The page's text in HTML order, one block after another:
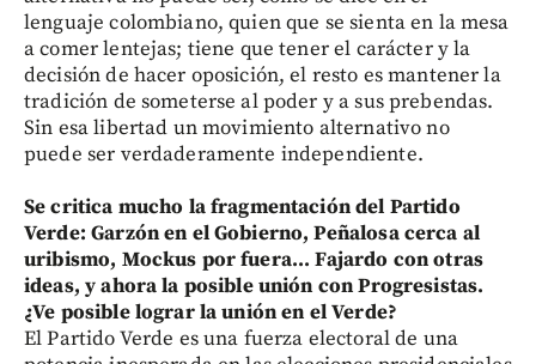
lenguaje colombiano, quien que se sienta en la mesa
a comer lentejas; tiene que tener el carácter y la
decisión de hacer oposición, el resto es mantener la
tradición de someterse al poder y a sus prebendas.
Sin esa libertad un movimiento alternativo no
puede ser verdaderamente independiente.
Se critica mucho la fragmentación del Partido
Verde: Garzón en el Gobierno, Peñalosa cerca al
uribismo, Mockus por fuera... Fajardo con otras
ideas, y ahora la posible unión con Progresistas.
¿Ve posible lograr la unión en el Verde?
El Partido Verde es una fuerza electoral de una